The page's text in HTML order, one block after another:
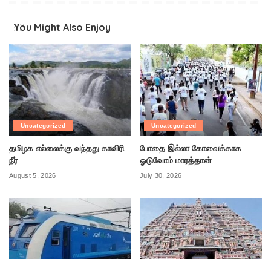
You Might Also Enjoy
Uncategorized
தமிழக எல்லைக்கு வந்தது காவிரி
நீர்
August 5, 2026
Uncategorized
போதை இல்லா கோவைக்காக
ஓடுவோம் மாரத்தான்
July 30, 2026